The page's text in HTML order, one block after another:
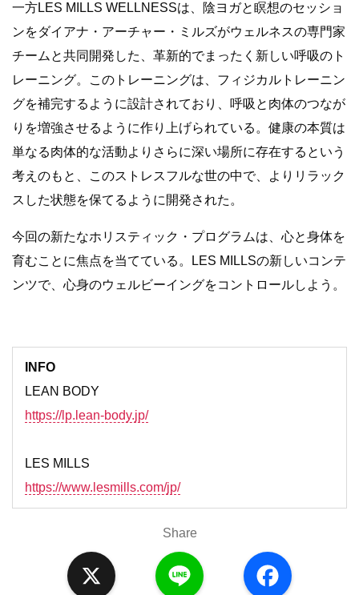
一方LES MILLS WELLNESSは、陰ヨガと瞑想のセッショ
ンをダイアナ・アーチャー・ミルズがウェルネスの専門家
チームと共同開発した、革新的でまったく新しい呼吸のト
レーニング。このトレーニングは、フィジカルトレーニン
グを補完するように設計されており、呼吸と肉体のつなが
りを増強させるように作り上げられている。健康の本質は
単なる肉体的な活動よりさらに深い場所に存在するという
考えのもと、このストレスフルな世の中で、よりリラック
スした状態を保てるように開発された。
今回の新たなホリスティック・プログラムは、心と身体を
育むことに焦点を当てている。LES MILLSの新しいコンテ
ンツで、心身のウェルビーイングをコントロールしよう。
INFO
LEAN BODY
https://lp.lean-body.jp/
LES MILLS
https://www.lesmills.com/jp/
Share
a
c